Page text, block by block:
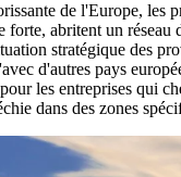
de l'Europe, les
forte, abritent un
stratégique des
d'autres pays
les entreprises qui
dans des zones